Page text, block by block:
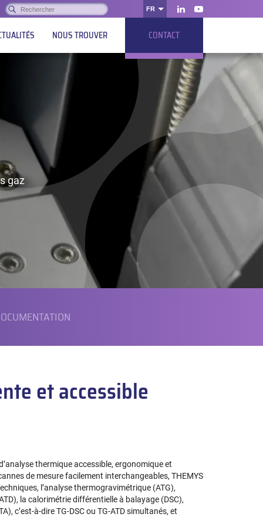
Rechercher :
OK FR
LinkedInYoutube
NOUS TROUVER CONTACT
gaz
et accessible
thermique accessible, ergonomique et
de mesure facilement interchangeables, THEMYS
l’analyse thermogravimétrique (ATG),
la calorimétrie différentielle à balayage (DSC),
c’est-à-dire TG-DSC ou TG-ATD simultanés, et